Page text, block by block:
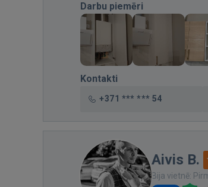
Darbu piemēri
Kontakti
+371 *** *** 54
Aivis B.
Bija vietnē: